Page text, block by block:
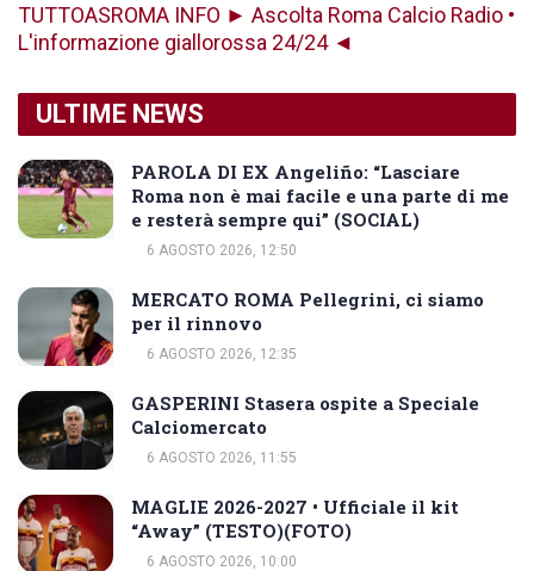
TUTTOASROMA INFO ► Ascolta Roma Calcio Radio •
L'informazione giallorossa 24/24 ◄
ULTIME NEWS
PAROLA DI EX Angeliño: “Lasciare
Roma non è mai facile e una parte di me
e resterà sempre qui” (SOCIAL)
6 AGOSTO 2026, 12:50
MERCATO ROMA Pellegrini, ci siamo
per il rinnovo
6 AGOSTO 2026, 12:35
GASPERINI Stasera ospite a Speciale
Calciomercato
6 AGOSTO 2026, 11:55
MAGLIE 2026-2027 • Ufficiale il kit
“Away” (TESTO)(FOTO)
6 AGOSTO 2026, 10:00